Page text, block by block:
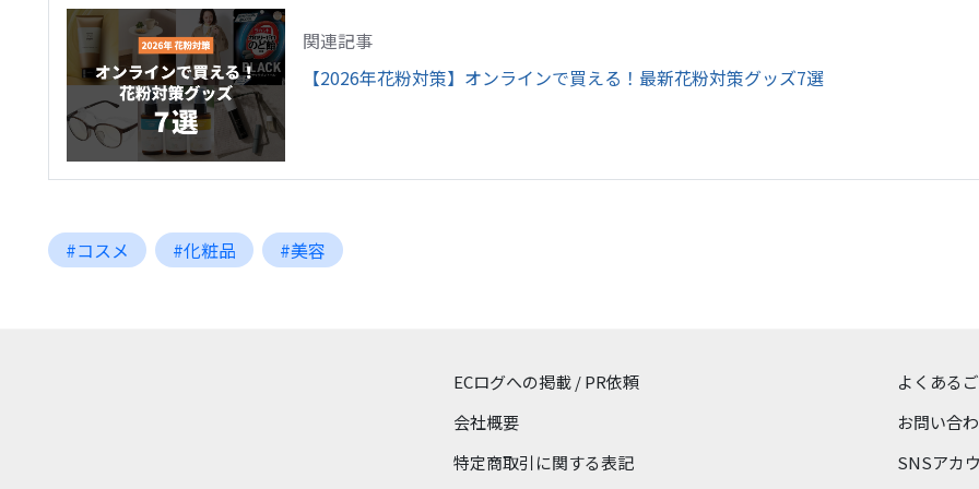
関連記事
【2026年花粉対策】オンラインで買える！最新花粉対策グッズ7選
#コスメ #化粧品 #美容
ECログへの掲載 / PR依頼
会社概要
特定商取引に関する表記
よくある
お問い合
SNSアカ